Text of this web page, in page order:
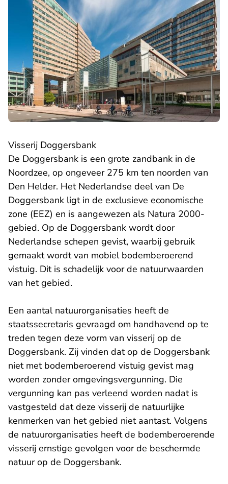
Visserij Doggersbank
De Doggersbank is een grote zandbank in de
Noordzee, op ongeveer 275 km ten noorden van
Den Helder. Het Nederlandse deel van De
Doggersbank ligt in de exclusieve economische
zone (EEZ) en is aangewezen als Natura 2000-
gebied. Op de Doggersbank wordt door
Nederlandse schepen gevist, waarbij gebruik
gemaakt wordt van mobiel bodemberoerend
vistuig. Dit is schadelijk voor de natuurwaarden
van het gebied.
Een aantal natuurorganisaties heeft de
staatssecretaris gevraagd om handhavend op te
treden tegen deze vorm van visserij op de
Doggersbank. Zij vinden dat op de Doggersbank
niet met bodemberoerend vistuig gevist mag
worden zonder omgevingsvergunning. Die
vergunning kan pas verleend worden nadat is
vastgesteld dat deze visserij de natuurlijke
kenmerken van het gebied niet aantast. Volgens
de natuurorganisaties heeft de bodemberoerende
visserij ernstige gevolgen voor de beschermde
natuur op de Doggersbank.